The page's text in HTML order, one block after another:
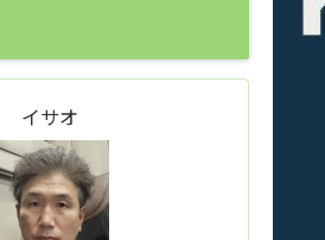
イサオ